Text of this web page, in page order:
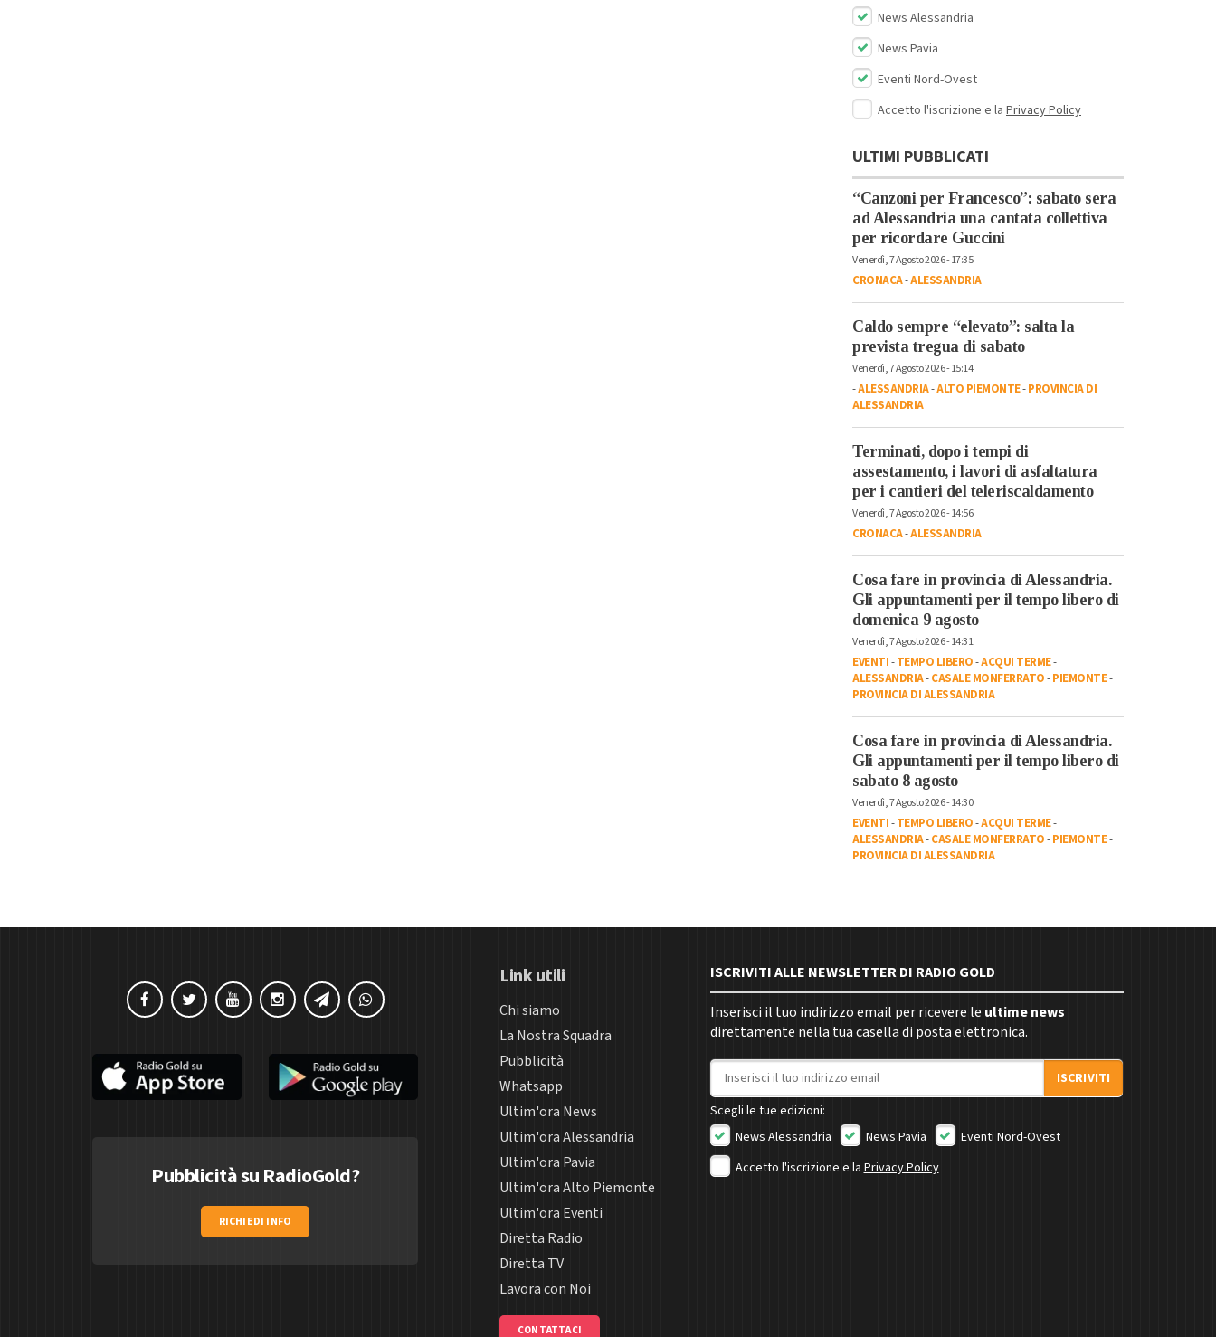
News Alessandria
News Pavia
Eventi Nord-Ovest
Accetto l'iscrizione e la Privacy Policy
ULTIMI PUBBLICATI
“Canzoni per Francesco”: sabato sera
ad Alessandria una cantata collettiva
per ricordare Guccini
Venerdì, 7 Agosto 2026 - 17:35
CRONACA-ALESSANDRIA
Caldo sempre “elevato”: salta la
prevista tregua di sabato
Venerdì, 7 Agosto 2026 - 15:14
-ALESSANDRIA-ALTO PIEMONTE-PROVINCIA DI
ALESSANDRIA
Terminati, dopo i tempi di
assestamento, i lavori di asfaltatura
per i cantieri del teleriscaldamento
Venerdì, 7 Agosto 2026 - 14:56
CRONACA-ALESSANDRIA
Cosa fare in provincia di Alessandria.
Gli appuntamenti per il tempo libero di
domenica 9 agosto
Venerdì, 7 Agosto 2026 - 14:31
EVENTI-TEMPO LIBERO-ACQUI TERME-
ALESSANDRIA-CASALE MONFERRATO-PIEMONTE-
PROVINCIA DI ALESSANDRIA
Cosa fare in provincia di Alessandria.
Gli appuntamenti per il tempo libero di
sabato 8 agosto
Venerdì, 7 Agosto 2026 - 14:30
EVENTI-TEMPO LIBERO-ACQUI TERME-
ALESSANDRIA-CASALE MONFERRATO-PIEMONTE-
PROVINCIA DI ALESSANDRIA
Pubblicità su RadioGold?
RICHIEDI INFO
Link utili
Chi siamo
La Nostra Squadra
Pubblicità
Whatsapp
Ultim'ora News
Ultim'ora Alessandria
Ultim'ora Pavia
Ultim'ora Alto Piemonte
Ultim'ora Eventi
Diretta Radio
Diretta TV
Lavora con Noi
CONTATTACI
ISCRIVITI ALLE NEWSLETTER DI RADIO GOLD
Inserisci il tuo indirizzo email per ricevere le ultime news
direttamente nella tua casella di posta elettronica.
Indirizzo email
ISCRIVITI
Scegli le tue edizioni:
News Alessandria
News Pavia
Eventi Nord-Ovest
Accetto l'iscrizione e la Privacy Policy